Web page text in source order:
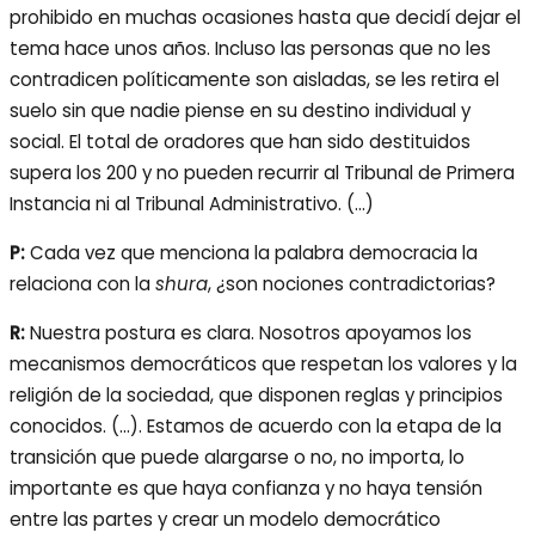
prohibido en muchas ocasiones hasta que decidí dejar el
tema hace unos años. Incluso las personas que no les
contradicen políticamente son aisladas, se les retira el
suelo sin que nadie piense en su destino individual y
social. El total de oradores que han sido destituidos
supera los 200 y no pueden recurrir al Tribunal de Primera
Instancia ni al Tribunal Administrativo. (…)
P:Cada vez que menciona la palabra democracia la
relaciona con lashura, ¿son nociones contradictorias?
R:Nuestra postura es clara. Nosotros apoyamos los
mecanismos democráticos que respetan los valores y la
religión de la sociedad, que disponen reglas y principios
conocidos. (…). Estamos de acuerdo con la etapa de la
transición que puede alargarse o no, no importa, lo
importante es que haya confianza y no haya tensión
entre las partes y crear un modelo democrático